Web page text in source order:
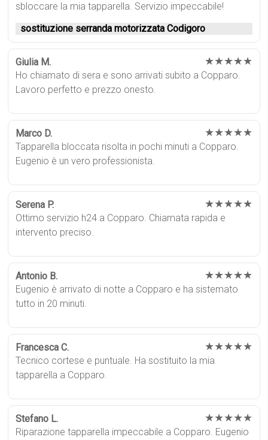
sbloccare la mia tapparella. Servizio impeccabile!
sostituzione serranda motorizzata Codigoro
Giulia M. ★★★★★
Ho chiamato di sera e sono arrivati subito a Copparo.
Lavoro perfetto e prezzo onesto.
Marco D. ★★★★★
Tapparella bloccata risolta in pochi minuti a Copparo.
Eugenio è un vero professionista.
Serena P. ★★★★★
Ottimo servizio h24 a Copparo. Chiamata rapida e
intervento preciso.
Antonio B. ★★★★★
Eugenio è arrivato di notte a Copparo e ha sistemato
tutto in 20 minuti.
Francesca C. ★★★★★
Tecnico cortese e puntuale. Ha sostituito la mia
tapparella a Copparo.
Stefano L. ★★★★★
Riparazione tapparella impeccabile a Copparo. Eugenio